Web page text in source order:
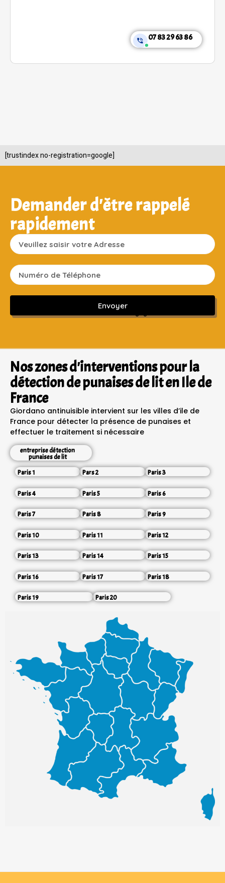
07 83 29 63 86
[trustindex no-registration=google]
Demander d'être rappelé
rapidement
Envoyer
Sans engagement ni frais cachés
Nos zones d'interventions pour la
détection de punaises de lit en Ile de
France
Giordano antinuisible intervient sur les villes d’ile de
France pour détecter la présence de punaises et
effectuer le traitement si nécessaire
entreprise détection
punaises de lit
Paris 1
Pars 2 Paris 3
Paris 4 Paris 5 Paris 6
Paris 7 Paris 8 Paris 9
Paris 10 Paris 11 Paris 12
Paris 13 Paris 14 Paris 15
Paris 16 Paris 17 Paris 18
Paris 19 Paris 20